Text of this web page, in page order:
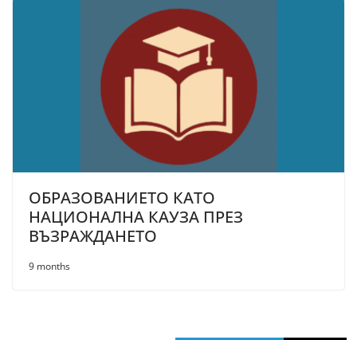
ОБРАЗОВАНИЕТО КАТО
НАЦИОНАЛНА КАУЗА ПРЕЗ
ВЪЗРАЖДАНЕТО
9 months